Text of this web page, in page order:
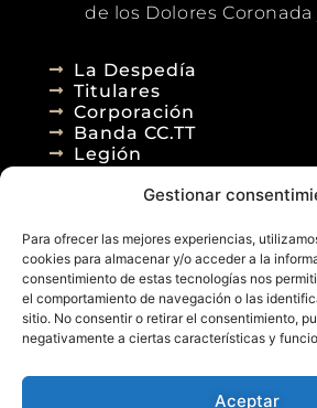
Gestionar
Para ofrecer las mejores experiencias,
cookies para almacenar y/o acceder a la
consentimiento de estas tecnologías nos
el comportamiento de navegación o las
sitio. No consentir o retirar el consentimiento,
negativamente a ciertas características y
Aceptar
de los Dolores Coronada
La Despedía
Titulares
Corporación
Banda CC.TT
Legión
Agenda
Blog
Contacto